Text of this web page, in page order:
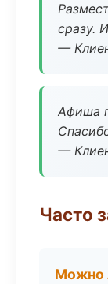
сразу.
—
Афиша
—
Часто
Можно